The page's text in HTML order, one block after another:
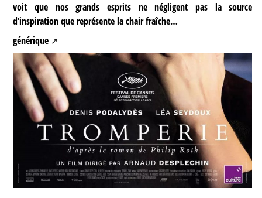
voit que nos grands esprits ne négligent pas la source
d’inspiration que représente la chair fraîche…
générique